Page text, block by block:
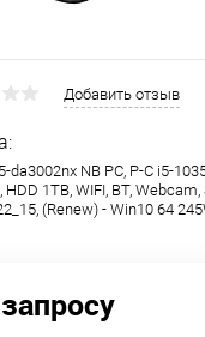
Добавить отзыв
da3002nx NB PC, P-C i5-
HDD 1TB, WIFI, BT,
(Renew) - Win10 64